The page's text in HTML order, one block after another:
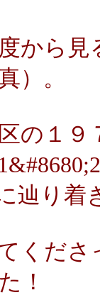
から
）。
の１９
辿り着
くださ
！